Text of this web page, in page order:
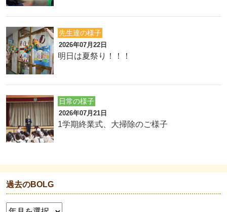
先生達の様子
2026年07月22日
明日は夏祭り！！！
日常の様子
2026年07月21日
1学期終業式、大掃除のご様子
過去のBOLG